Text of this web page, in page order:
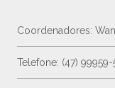
Coordenadores:
Telefone: (47)